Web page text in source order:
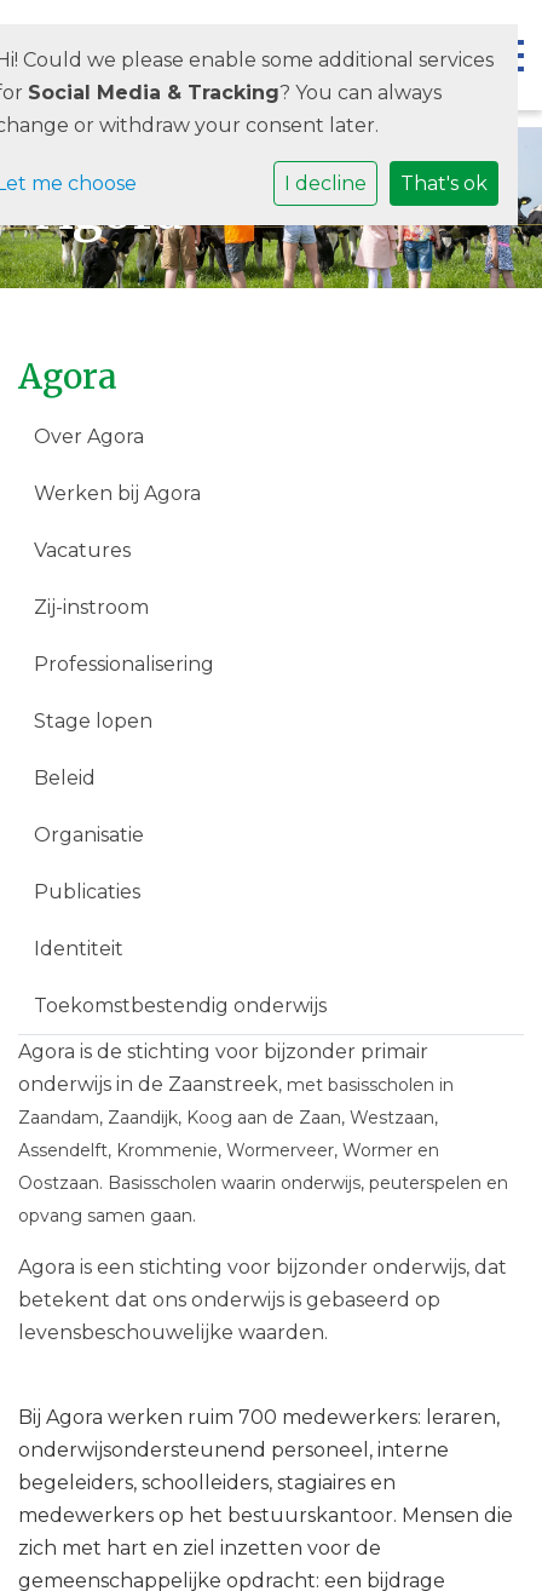
Agora
Agora
Over Agora
Werken bij Agora
Vacatures
Zij-instroom
Professionalisering
Stage lopen
Beleid
Organisatie
Publicaties
Identiteit
Toekomstbestendig onderwijs
Agora is de stichting voor bijzonder primair
onderwijs in de Zaanstreek, met basisscholen in
Zaandam, Zaandijk, Koog aan de Zaan, Westzaan,
Assendelft, Krommenie, Wormerveer, Wormer en
Oostzaan. Basisscholen waarin onderwijs, peuterspelen en
opvang samen gaan.
Agora is een stichting voor bijzonder onderwijs, dat
betekent dat ons onderwijs is gebaseerd op
levensbeschouwelijke waarden.
Bij Agora werken ruim 700 medewerkers: leraren,
onderwijsondersteunend personeel, interne
begeleiders, schoolleiders, stagiaires en
medewerkers op het bestuurskantoor. Mensen die
zich met hart en ziel inzetten voor de
gemeenschappelijke opdracht: een bijdrage
Could we please enable some additional services
Social Media & Tracking? You can always
or withdraw your consent later.
me choose I decline That's ok